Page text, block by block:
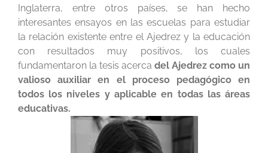
Inglaterra, entre otros países, se han hecho
interesantes ensayos en las escuelas para estudiar
la relación existente entre el Ajedrez y la educación
con resultados muy positivos, los cuales
fundamentaron la tesis acercadel Ajedrez como un
valioso auxiliar en el proceso pedagógico en
todos los niveles y aplicable en todas las áreas
educativas.